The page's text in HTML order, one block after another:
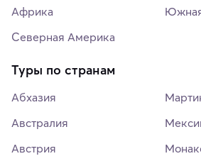
Африка
Северная Америка
Туры по странам
Абхазия
Австралия
Австрия